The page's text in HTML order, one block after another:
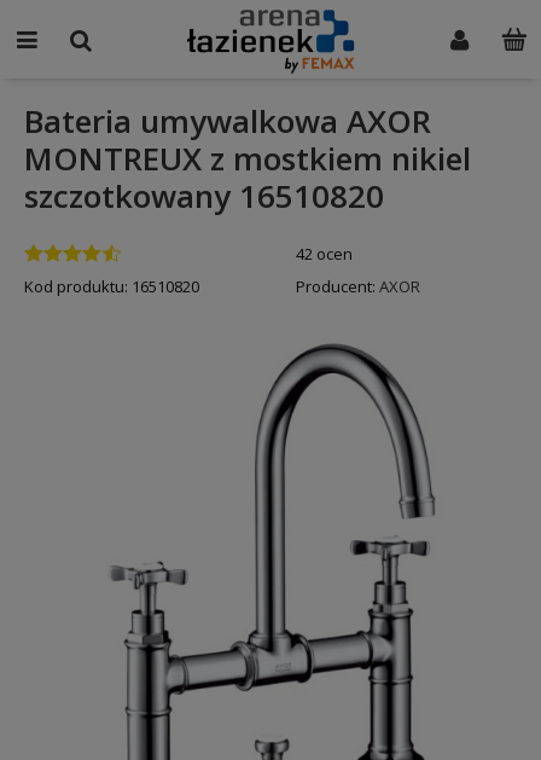
Bateria umywalkowa AXOR
MONTREUX z mostkiem nikiel
szczotkowany 16510820
42 ocen
Kod produktu: 16510820 Producent: AXOR